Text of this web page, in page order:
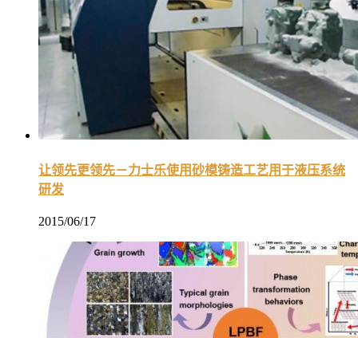
让领先更领先－力士乐使用砂模铸造工艺用于液压系统
研发
2015/06/17